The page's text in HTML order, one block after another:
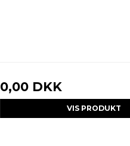
0,00 DKK
VIS PRODUKT